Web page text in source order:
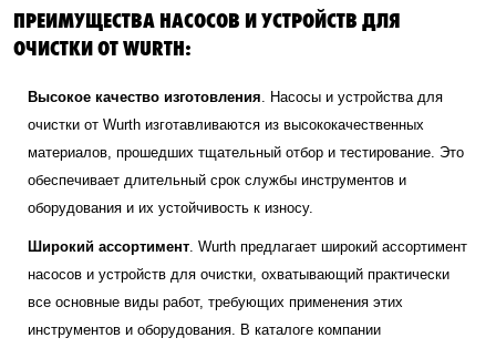
ПРЕИМУЩЕСТВА НАСОСОВ И УСТРОЙСТВ ДЛЯ
ОЧИСТКИ ОТ WURTH:
Высокое качество изготовления. Насосы и устройства для
очистки от Wurth изготавливаются из высококачественных
материалов, прошедших тщательный отбор и тестирование. Это
обеспечивает длительный срок службы инструментов и
оборудования и их устойчивость к износу.
Широкий ассортимент. Wurth предлагает широкий ассортимент
насосов и устройств для очистки, охватывающий практически
все основные виды работ, требующих применения этих
инструментов и оборудования. В каталоге компании